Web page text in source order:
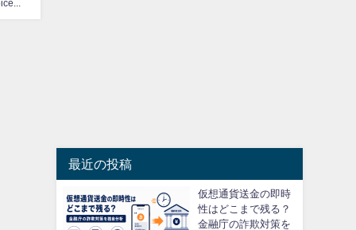
最近の投稿
仮想通貨送金の即時
性はどこまで残る？
金融庁の詐欺対策を